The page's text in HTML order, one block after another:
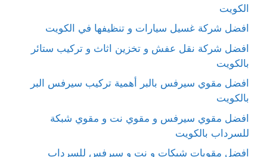
الكويت
افضل شركة غسيل سيارات و تنظيفها في الكويت
افضل شركة نقل عفش و تخزين اثاث و تركيب ستائر
بالكويت
افضل مقوي سيرفس بالبر أهمية تركيب سيرفس البر
بالكويت
افضل مقوي سيرفس و مقوي نت و مقوي شبكة
للسرداب بالكويت
افضل مقويات شبكات و نت و سيرفس للسرداب